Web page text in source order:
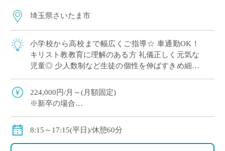
埼玉県さいたま市
小学校から高校まで幅広くご指導☆ 車通勤OK！
キリスト教教育に理解のある方 礼儀正しく元気な
児童◎ 少人数制など生徒の個性を伸ばすきめ細や
224,000円/月～(月額固定)
※新卒の場合
8:15～17:15(平日)/休憩60分